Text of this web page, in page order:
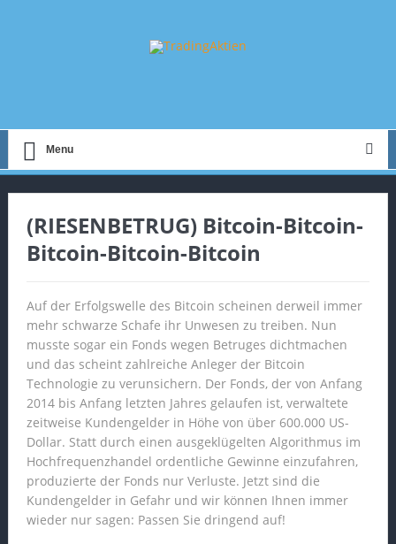
Menu
(RIESENBETRUG) Bitcoin-Bitcoin-
Bitcoin-Bitcoin-Bitcoin
Auf der Erfolgswelle des Bitcoin scheinen derweil immer
mehr schwarze Schafe ihr Unwesen zu treiben. Nun
musste sogar ein Fonds wegen Betruges dichtmachen
und das scheint zahlreiche Anleger der Bitcoin
Technologie zu verunsichern. Der Fonds, der von Anfang
2014 bis Anfang letzten Jahres gelaufen ist, verwaltete
zeitweise Kundengelder in Höhe von über 600.000 US-
Dollar. Statt durch einen ausgeklügelten Algorithmus im
Hochfrequenzhandel ordentliche Gewinne einzufahren,
produzierte der Fonds nur Verluste. Jetzt sind die
Kundengelder in Gefahr und wir können Ihnen immer
wieder nur sagen: Passen Sie dringend auf!